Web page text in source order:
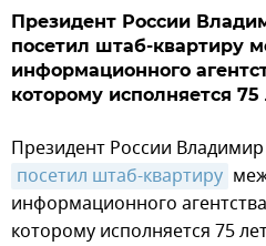
Президент России
посетил штаб-квартиру
информационного
которому исполняется 75
Президент России
посетил штаб-квартиру
информационного
которому исполняется 75